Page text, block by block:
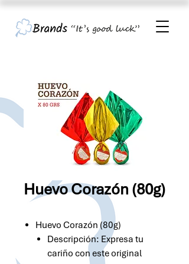
Huevo Corazón (80g)
Huevo Corazón (80g)
Descripción: Expresa tu
cariño con este original